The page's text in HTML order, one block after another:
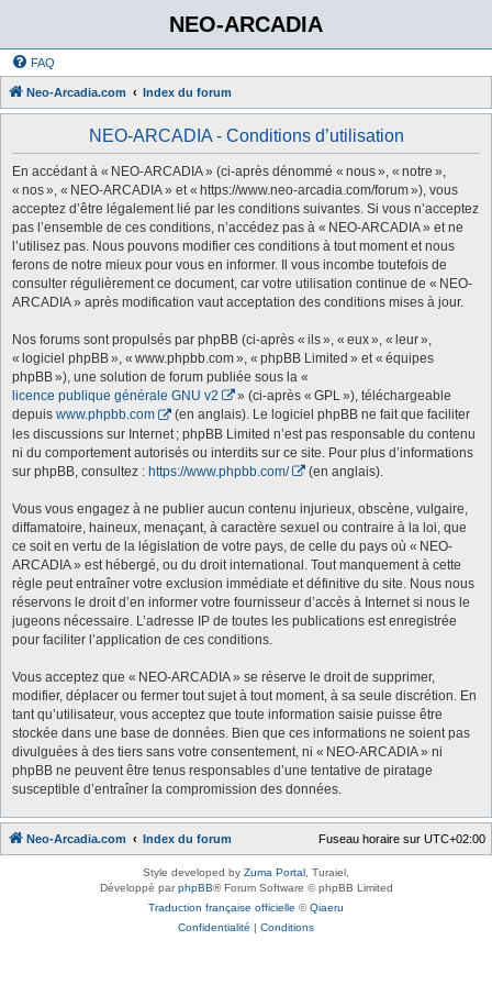
NEO-ARCADIA
FAQ
Neo-Arcadia.com Index du forum
NEO-ARCADIA - Conditions d’utilisation
En accédant à « NEO-ARCADIA » (ci-après dénommé « nous », « notre »,
« nos », « NEO-ARCADIA » et « https://www.neo-arcadia.com/forum »), vous
acceptez d’être légalement lié par les conditions suivantes. Si vous n’acceptez
pas l’ensemble de ces conditions, n’accédez pas à « NEO-ARCADIA » et ne
l’utilisez pas. Nous pouvons modifier ces conditions à tout moment et nous
ferons de notre mieux pour vous en informer. Il vous incombe toutefois de
consulter régulièrement ce document, car votre utilisation continue de « NEO-
ARCADIA » après modification vaut acceptation des conditions mises à jour.
Nos forums sont propulsés par phpBB (ci-après « ils », « eux », « leur »,
« logiciel phpBB », « www.phpbb.com », « phpBB Limited » et « équipes
phpBB »), une solution de forum publiée sous la «
licence publique générale GNU v2
» (ci-après « GPL »), téléchargeable
depuis www.phpbb.com
(en anglais). Le logiciel phpBB ne fait que faciliter
les discussions sur Internet ; phpBB Limited n’est pas responsable du contenu
ni du comportement autorisés ou interdits sur ce site. Pour plus d’informations
sur phpBB, consultez : https://www.phpbb.com/ (en anglais).
Vous vous engagez à ne publier aucun contenu injurieux, obscène, vulgaire,
diffamatoire, haineux, menaçant, à caractère sexuel ou contraire à la loi, que
ce soit en vertu de la législation de votre pays, de celle du pays où « NEO-
ARCADIA » est hébergé, ou du droit international. Tout manquement à cette
règle peut entraîner votre exclusion immédiate et définitive du site. Nous nous
réservons le droit d’en informer votre fournisseur d’accès à Internet si nous le
jugeons nécessaire. L’adresse IP de toutes les publications est enregistrée
pour faciliter l’application de ces conditions.
Vous acceptez que « NEO-ARCADIA » se réserve le droit de supprimer,
modifier, déplacer ou fermer tout sujet à tout moment, à sa seule discrétion. En
tant qu’utilisateur, vous acceptez que toute information saisie puisse être
stockée dans une base de données. Bien que ces informations ne soient pas
divulguées à des tiers sans votre consentement, ni « NEO-ARCADIA » ni
phpBB ne peuvent être tenus responsables d’une tentative de piratage
susceptible d’entraîner la compromission des données.
Neo-Arcadia.com Index du forum Fuseau horaire sur UTC+02:00
Style developed by Zuma Portal , Turaiel,
Développé parphpBB® Forum Software © phpBB Limited
Traduction française officielle ©Qiaeru
Confidentialité | Conditions